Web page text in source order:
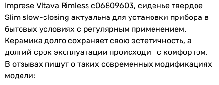
Бачок унитаза
без бачка для воды
без бачка для воды
без бачка для воды
без бачка для воды
без бачка для воды
без бачка для воды
Цвет белый
Гарантия
Гарантия 300 мес.
Imprese Vltava Rimless c06809603, сиденье твердое
Slim slow-closing актуальна для установки прибора в
бытовых условиях с регулярным применением.
Керамика долго сохраняет свою эстетичность, а
долгий срок эксплуатации происходит с комфортом.
В отзывах пишут о таких современных модификациях
модели: